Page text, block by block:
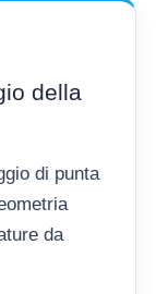
della
di punta
da